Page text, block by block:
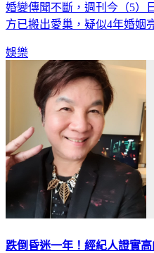
婚變傳聞不斷，週刊今（5）
方已搬出愛巢，疑似4年婚姻
娛樂
跌倒昏迷一年！經紀人證實